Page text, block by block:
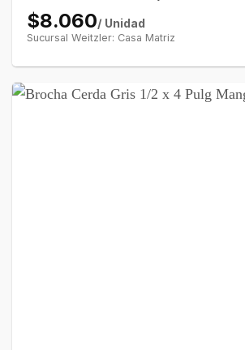
$8.060/ Unidad
Sucursal Weitzler: Casa Matriz